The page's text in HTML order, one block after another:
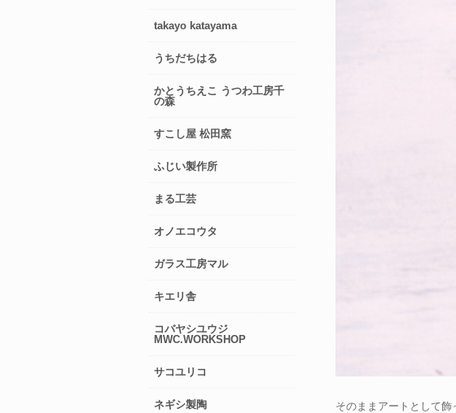
そのままアートとして飾
takayo katayama
うちだちはる
かとうちえこ うつわ工房千
の森
すこし屋 松田窯
ふじい製作所
まる工芸
オノエコウタ
ガラス工房マル
キエリ舎
コバヤシユウジ
MWC.WORKSHOP
サコユリコ
ネギシ製陶